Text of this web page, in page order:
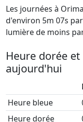
Les journées à
d'environ 5m 07s
lumière de moins
Heure dorée
aujourd'hui
Heure bleue
Heure dorée